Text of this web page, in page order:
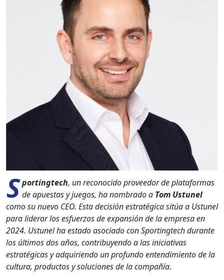
Sport­ingtech, un recono­ci­do provee­dor de platafor­mas
de apues­tas y jue­gos, ha nom­bra­do a Tom Ustunel
como su nue­vo CEO. Esta decisión estratég­i­ca sitúa a Ustunel
para lid­er­ar los esfuer­zos de expan­sión de la empre­sa en
2024. Ustunel ha esta­do aso­ci­a­do con Sport­ingtech durante
los últi­mos dos años, con­tribuyen­do a las ini­cia­ti­vas
estratég­i­cas y adquirien­do un pro­fun­do entendimien­to de la
cul­tura, pro­duc­tos y solu­ciones de la com­pañía.